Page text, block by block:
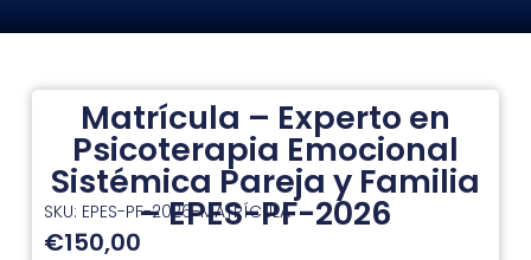
Matrícula – Experto en
Psicoterapia Emocional
Sistémica Pareja y Familia
– EPES-PF-2026
SKU: EPES-PF-2026-MATRÍCULA
€150,00